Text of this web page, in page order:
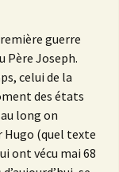
guerre
Père Joseph.
celui de la
des états
long on
Hugo (quel texte
ont vécu mai 68